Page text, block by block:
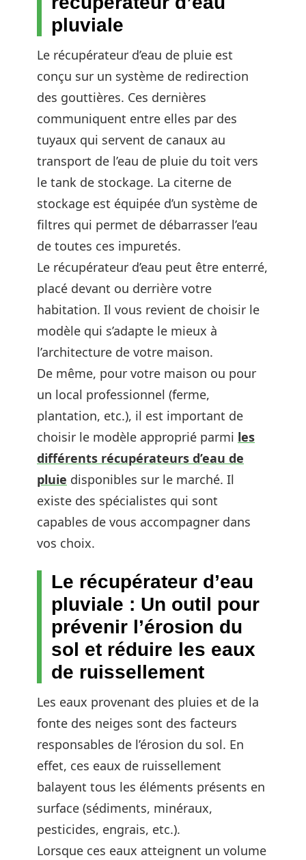
pluviale
Le récupérateur d’eau de pluie est
conçu sur un système de redirection
des gouttières. Ces dernières
communiquent entre elles par des
tuyaux qui servent de canaux au
transport de l’eau de pluie du toit vers
le tank de stockage. La citerne de
stockage est équipée d’un système de
filtres qui permet de débarrasser l’eau
de toutes ces impuretés.
Le récupérateur d’eau peut être enterré,
placé devant ou derrière votre
habitation. Il vous revient de choisir le
modèle qui s’adapte le mieux à
l’architecture de votre maison.
De même, pour votre maison ou pour
un local professionnel (ferme,
plantation, etc.), il est important de
choisir le modèle approprié parmi les
différents récupérateurs d’eau de
pluie disponibles sur le marché. Il
existe des spécialistes qui sont
capables de vous accompagner dans
vos choix.
Le récupérateur d’eau
pluviale : Un outil pour
prévenir l’érosion du
sol et réduire les eaux
de ruissellement
Les eaux provenant des pluies et de la
fonte des neiges sont des facteurs
responsables de l’érosion du sol. En
effet, ces eaux de ruissellement
balayent tous les éléments présents en
surface (sédiments, minéraux,
pesticides, engrais, etc.).
Lorsque ces eaux atteignent un volume